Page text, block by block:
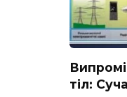
тіл: